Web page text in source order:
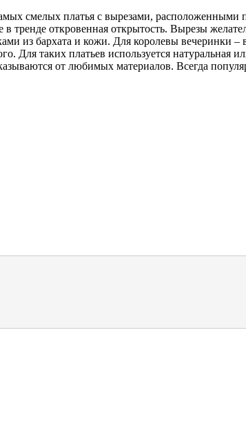
смелых платья с вырезами, расположенными
тренде откровенная открытость. Вырезы
из бархата и кожи. Для королевы вечеринки –
Для таких платьев используется натуральная
от любимых материалов. Всегда